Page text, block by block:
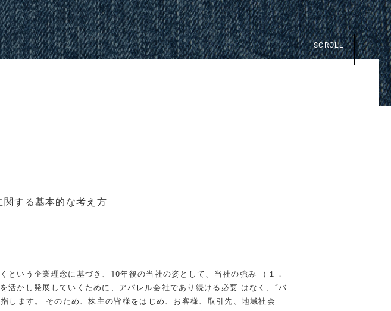
SCROLL
関する基本的な考え方
という企業理念に基づき 、10年後の当社の姿として、当社の強み （１．
活かし発展していくために、 アパレル会社であり続ける必要 はなく、“バ
します。 そのため、株主の皆様をはじめ、お客様、取引先、地域社会